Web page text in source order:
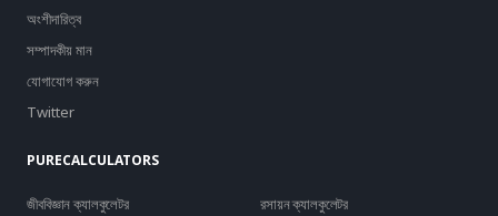
অংশীদারিত্ব
সম্পাদকীয় মান
যোগাযোগ করুন
Twitter
PURECALCULATORS
জীববিজ্ঞান ক্যালকুলেটর
রসায়ন ক্যালকুলেটর